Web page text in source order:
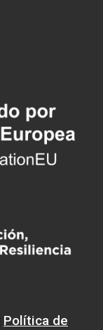
Política de